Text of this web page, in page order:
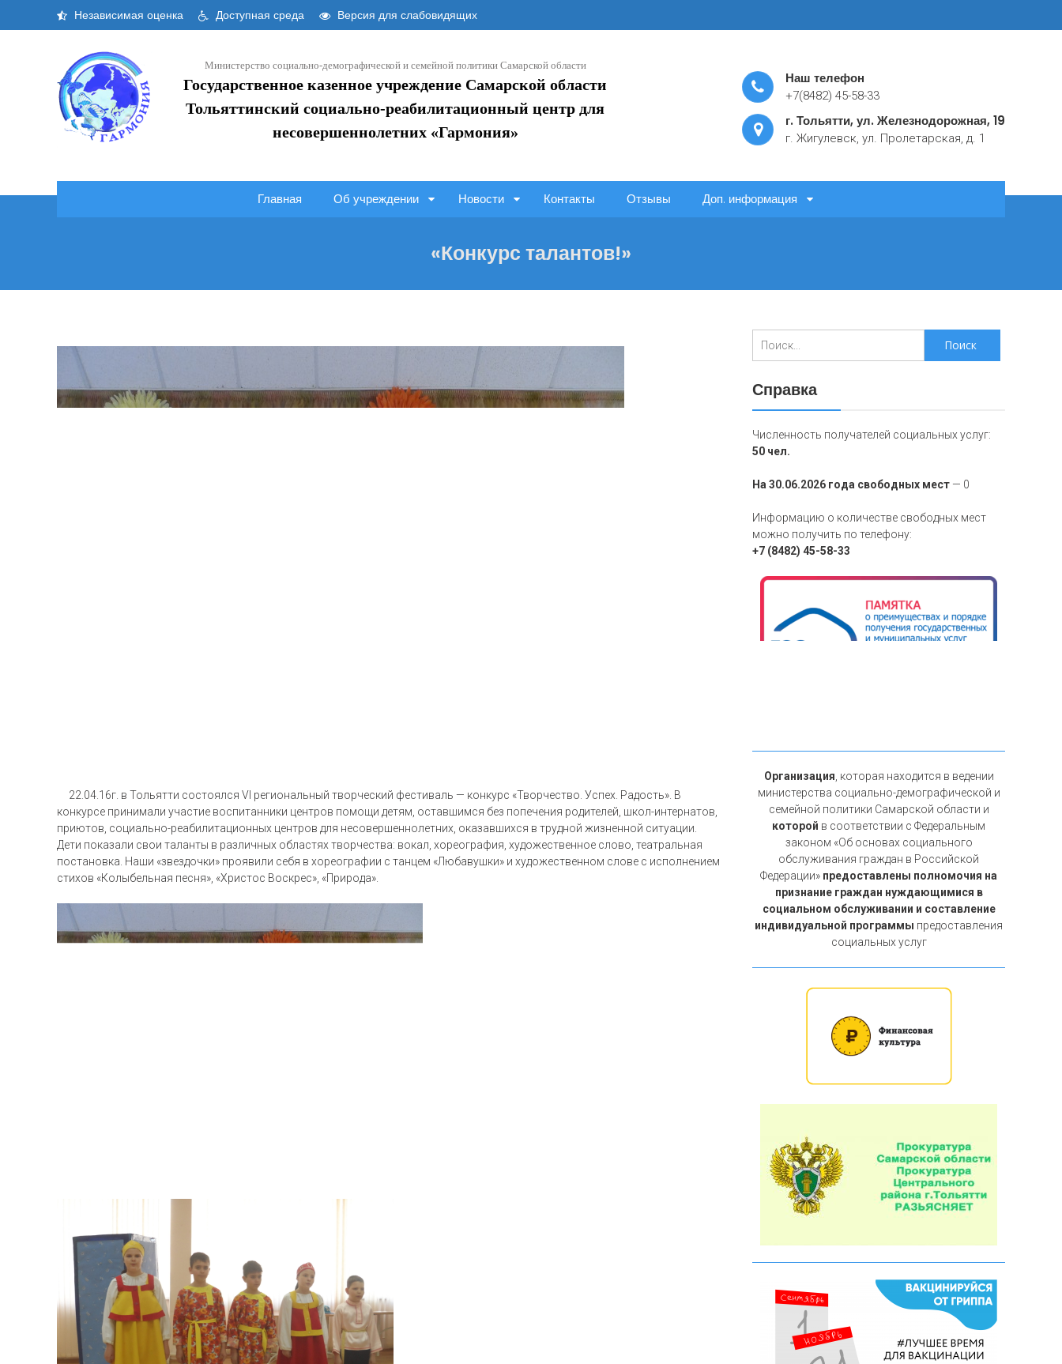
Независимая оценка Доступная среда Версия для слабовидящих
Министерство социально-демографической и семейной политики Самарской области
Государственное казенное учреждение Самарской области
Тольяттинский социально-реабилитационный центр для
несовершеннолетних «Гармония»
Наш телефон
+7(8482) 45-58-33
г. Тольятти, ул. Железнодорожная, 19
г. Жигулевск, ул. Пролетарская, д. 1
Главная Об учреждении Новости Контакты Отзывы Доп. информация
«Конкурс талантов!»
22.04.16г. в Тольятти состоялся VI региональный творческий фестиваль — конкурс «Творчество. Успех. Радость». В
конкурсе принимали участие воспитанники центров помощи детям, оставшимся без попечения родителей, школ-интернатов,
приютов, социально-реабилитационных центров для несовершеннолетних, оказавшихся в трудной жизненной ситуации.
Дети показали свои таланты в различных областях творчества: вокал, хореография, художественное слово, театральная
постановка. Наши «звездочки» проявили себя в хореографии с танцем «Любавушки» и художественном слове с исполнением
стихов «Колыбельная песня», «Христос Воскрес», «Природа».
для:
Справка
Численность получателей социальных услуг:
50 чел.
На 30.06.2026 года свободных мест — 0
Информацию о количестве свободных мест
можно получить по телефону:
+7 (8482) 45-58-33
Организация , которая находится в ведении
министерства социально-демографической и
семейной политики Самарской области и
которой в соответствии с Федеральным
законом «Об основах социального
обслуживания граждан в Российской
Федерации» предоставлены полномочия на
признание граждан нуждающимися в
социальном обслуживании и составление
индивидуальной программы предоставления
социальных услуг